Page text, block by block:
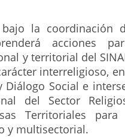
la coordinación
acciones
y territorial del
interreligioso,
Diálogo Social e
del Sector
Territoriales
y multisectorial.